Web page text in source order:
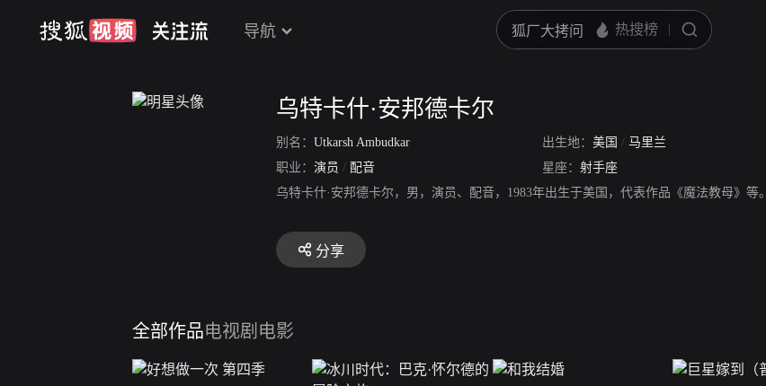
导航
乌特卡什·安邦德卡尔
别名： Utkarsh Ambudkar 出生地： 美国 / 马里兰
职业： 演员 / 配音 星座： 射手座
乌特卡什·安邦德卡尔，男，演员、配音，1983年出生于美国，代表作品《魔法教母》等。
分享
全部作品电视剧 电影